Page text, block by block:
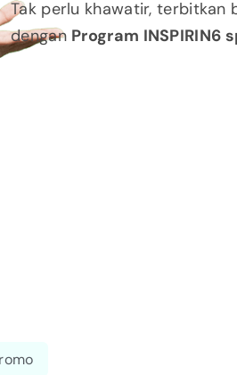
Tak perlu khawatir, terbitkan
dengan Program INSPIRIN6